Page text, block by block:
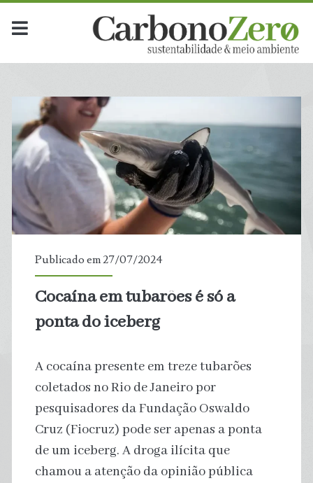
Publicado em 27/07/2024
Cocaína em tubarões é só a
ponta do iceberg
A cocaína presente em treze tubarões
coletados no Rio de Janeiro por
pesquisadores da Fundação Oswaldo
Cruz (Fiocruz) pode ser apenas a ponta
de um iceberg. A droga ilícita que
chamou a atenção da opinião pública